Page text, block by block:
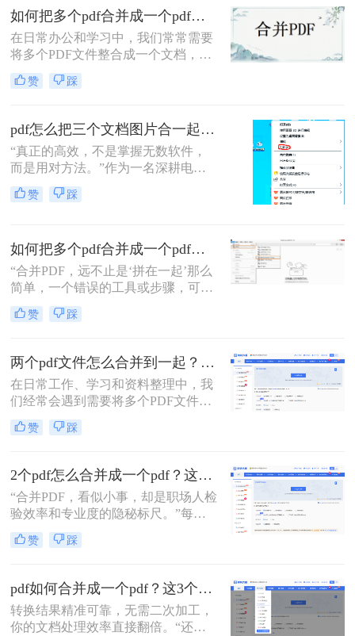
提交组合文档。虽然市面上有众多付
费软件提供PDF编辑功能，但免费方
案同样能高效完成任务。那么pdf怎么
免费合并为一个文件呢？本文将系统
介绍五种免费合并PDF文件的方法，
涵盖在线工具、桌面软件、命令行及
求。
如何把多个pdf合并成一个pdf？来试试这两种高效方法！
在日常办公和学习中，我们常常需要
将多个PDF文件整合成一个文档，以
便更好地管理和分享信息。那么如何
把多个pdf合并成一个pdf呢？为了帮
介绍两种简单而实用的方法来合并多
个PDF文件。
赞 踩
pdf怎么把三个文档图片合一起？三招搞定，最后一招在线即用无门槛！
“真正的高效，不是掌握无数软件，
而是用对方法。”作为一名深耕电脑
办公软件测评多年的博主，小编经常
在后台收到类似的求助：“手头有三
一个PDF文件里？”
赞 踩
如何把多个pdf合并成一个pdf？5种高效合并方法详解！
“合并PDF，远不止是‘拼在一起’那么
简单，一个错误的工具或步骤，可能
让你精心排版的文档面目全
非。”——这是从业多年，处理过上
赞 踩
两个pdf文件怎么合并到一起？一篇涵盖所有主流方法的终极指南！
在日常工作、学习和资料整理中，我
们经常会遇到需要将多个PDF文件合
并为一个的情况。无论是整合多个章
节的电子书、汇总一份报告的各个部
PDF文档，掌握高效、可靠的PDF合
并技能至关重要。市面上有许多工具
可以实现这一功能，但各有优劣。那
么两个pdf文件怎么合并到一起呢？本
文将为您详细介绍四种主流且有效的
方法，从在线工具的便捷到专业软件
求。
赞 踩
2个pdf怎么合并成一个pdf？这3个方法让你效率翻倍，安全省心！
“合并PDF，看似小事，却是职场人检
验效率和专业度的隐秘标尺。”每到
月底汇总报告、项目结案需整合多方
资料，或是自媒体朋友整理拍摄脚本
PDF文档感到头疼？手动复制粘贴？
格式全乱。
赞 踩
pdf如何合并成一个pdf？这3个免费高效方法，职场人必须掌握！
转换结果精准可靠，无需二次加工，
你的文档处理效率直接翻倍。“还在